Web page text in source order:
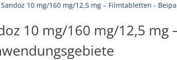
10 mg/160 mg/12,5 mg – Filmtabletten -
10 mg/160 mg/12,5 mg